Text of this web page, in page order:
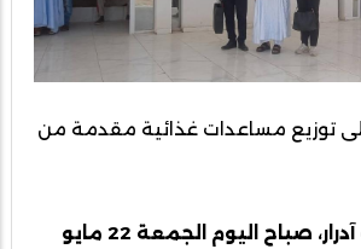
توزيع مساعدات غذائية مقدمة من
أشرف والي ولاية آدرار، صباح اليوم الجمعة 22 مايو